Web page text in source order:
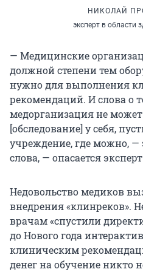
НИКОЛАЙ
эксперт в области
— Медицинские
должной степени тем
нужно для выполнения
рекомендаций. И слова о
медорганизация не
[обследование] у себя,
учреждение, где можно, —
слова, — опасается
Недовольство медиков
внедрения «клинреков».
врачам «спустили
до Нового года
клиническим
денег на обучение никто